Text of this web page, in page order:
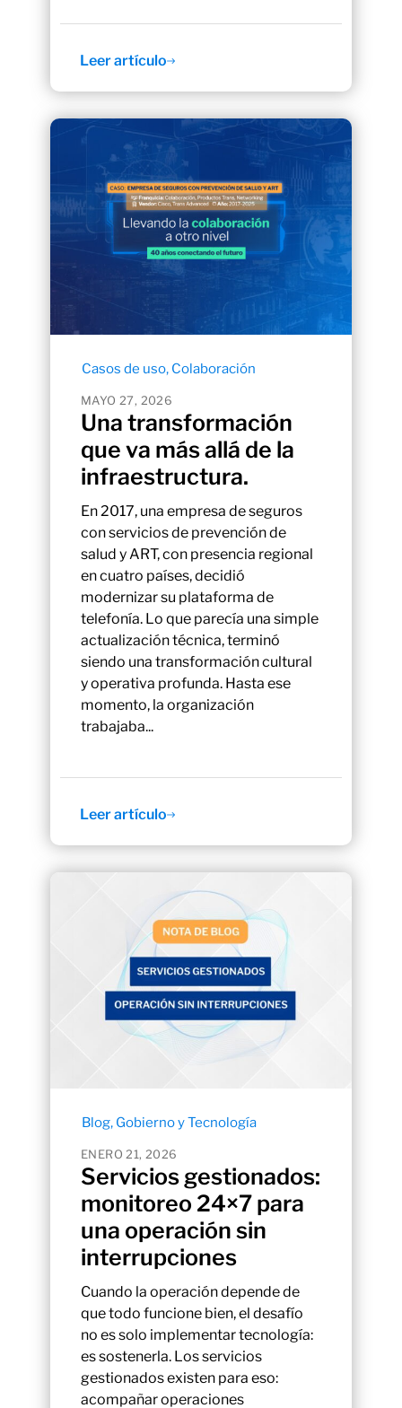
Leer artículo
Casos de uso, Colaboración
MAYO 27, 2026
Una transformación
que va más allá de la
infraestructura.
En 2017, una empresa de seguros
con servicios de prevención de
salud y ART, con presencia regional
en cuatro países, decidió
modernizar su plataforma de
telefonía. Lo que parecía una simple
actualización técnica, terminó
siendo una transformación cultural
y operativa profunda. Hasta ese
momento, la organización
trabajaba...
Leer artículo
Blog, Gobierno y Tecnología
ENERO 21, 2026
Servicios gestionados:
monitoreo 24×7 para
una operación sin
interrupciones
Cuando la operación depende de
que todo funcione bien, el desafío
no es solo implementar tecnología:
es sostenerla. Los servicios
gestionados existen para eso:
acompañar operaciones